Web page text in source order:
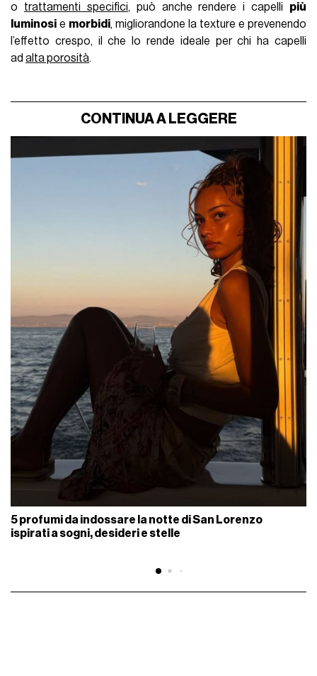
o trattamenti specifici, può anche rendere i capelli più
luminosi e morbidi, migliorandone la texture e prevenendo
l’effetto crespo, il che lo rende ideale per chi ha capelli
adalta porosità.
CONTINUA A LEGGERE
5 profumi da indossare la notte di San Lorenzo
ispirati a sogni, desideri e stelle